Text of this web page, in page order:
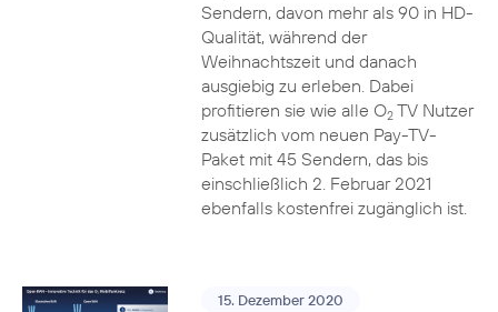
Sendern, davon mehr als 90 in HD-
Qualität, während der
Weihnachtszeit und danach
ausgiebig zu erleben. Dabei
profitieren sie wie alle O2TV Nutzer
zusätzlich vom neuen Pay-TV-
Paket mit 45 Sendern, das bis
einschließlich 2. Februar 2021
ebenfalls kostenfrei zugänglich ist.
15. Dezember 2020